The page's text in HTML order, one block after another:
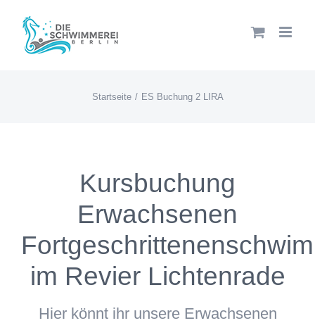
Zum
Inhalt
Startseite ES Buchung 2 LIRA
Kursbuchung
Erwachsenen
im Revier Lichtenrade
Hier könnt ihr unsere Erwachsenen